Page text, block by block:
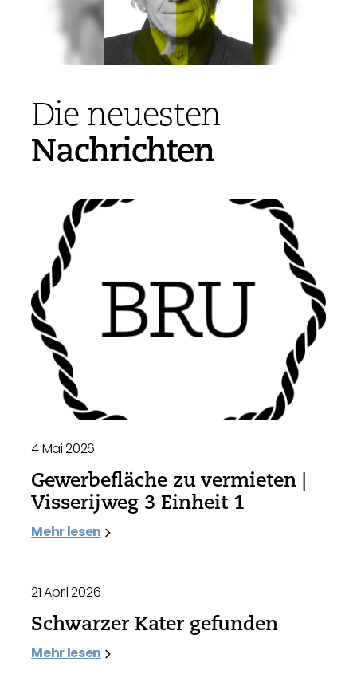
Die neuesten
Nachrichten
4 Mai 2026
Gewerbefläche zu vermieten |
Visserijweg 3 Einheit 1
Mehr lesen
21 April 2026
Schwarzer Kater gefunden
Mehr lesen